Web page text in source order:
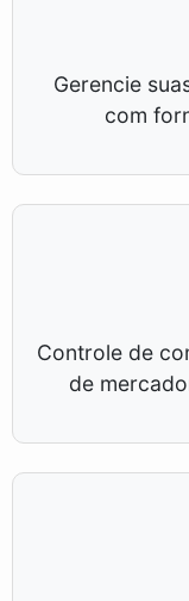
Gerencie
com
Controle de
de